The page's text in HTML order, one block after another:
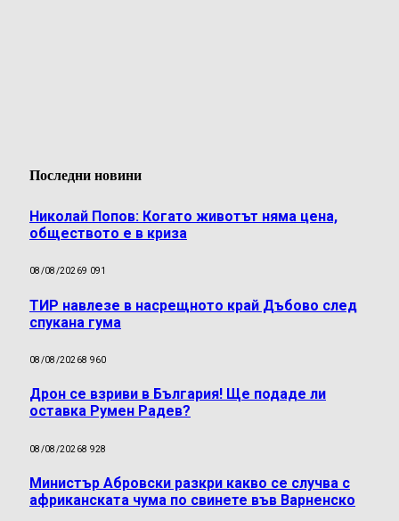
Последни новини
Николай Попов: Когато животът няма цена,
обществото е в криза
08/08/20269 091
ТИР навлезе в насрещното край Дъбово след
спукана гума
08/08/20268 960
Дрон се взриви в България! Ще подаде ли
оставка Румен Радев?
08/08/20268 928
Министър Абровски разкри какво се случва с
африканската чума по свинете във Варненско